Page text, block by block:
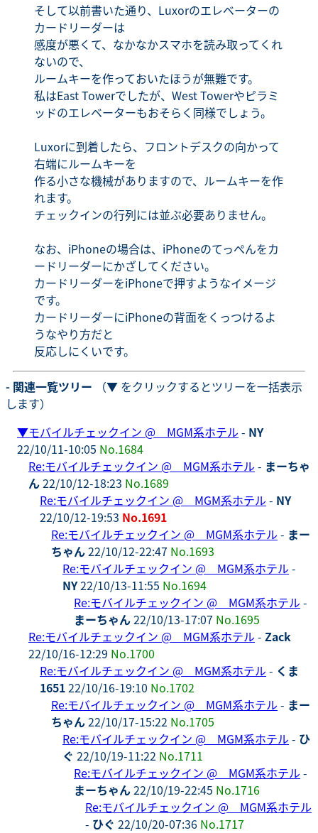
そして以前書いた通り、Luxorのエレベーターの
カードリーダーは
感度が悪くて、なかなかスマホを読み取ってくれ
ないので、
ルームキーを作っておいたほうが無難です。
私はEast Towerでしたが、West Towerやピラミ
ッドのエレベーターもおそらく同様でしょう。
Luxorに到着したら、フロントデスクの向かって
右端にルームキーを
作る小さな機械がありますので、ルームキーを作
れます。
チェックインの行列には並ぶ必要ありません。
なお、iPhoneの場合は、iPhoneのてっぺんをカ
ードリーダーにかざしてください。
カードリーダーをiPhoneで押すようなイメージ
です。
カードリーダーにiPhoneの背面をくっつけるよ
うなやり方だと
反応しにくいです。
- 関連一覧ツリー （▼ をクリックするとツリーを一括表示
します）
▼モバイルチェックイン @ MGM系ホテル - NY
22/10/11-10:05 No.1684
Re:モバイルチェックイン @ MGM系ホテル - まーちゃ
ん22/10/12-18:23 No.1689
Re:モバイルチェックイン @ MGM系ホテル - NY
22/10/12-19:53 No.1691
Re:モバイルチェックイン @ MGM系ホテル - まー
ちゃん22/10/12-22:47 No.1693
Re:モバイルチェックイン @ MGM系ホテル -
NY22/10/13-11:55 No.1694
Re:モバイルチェックイン @ MGM系ホテル -
まーちゃん22/10/13-17:07 No.1695
Re:モバイルチェックイン @ MGM系ホテル - Zack
22/10/16-12:29 No.1700
Re:モバイルチェックイン @ MGM系ホテル - くま
165122/10/16-19:10 No.1702
Re:モバイルチェックイン @ MGM系ホテル - まー
ちゃん22/10/17-15:22 No.1705
Re:モバイルチェックイン @ MGM系ホテル - ひ
ぐ 22/10/19-11:22 No.1711
Re:モバイルチェックイン @ MGM系ホテル -
まーちゃん22/10/19-22:45 No.1716
Re:モバイルチェックイン @ MGM系ホテル
- ひぐ 22/10/20-07:36 No.1717